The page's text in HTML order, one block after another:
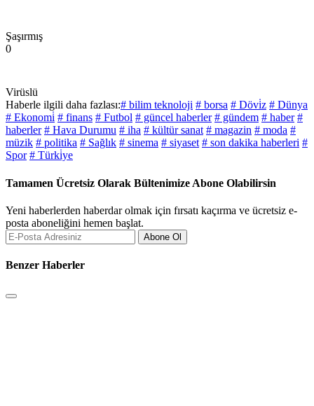
Şaşırmış
0
Virüslü
Haberle ilgili daha fazlası:# bilim teknoloji # borsa # Dövi̇z # Dünya
# Ekonomi̇ # finans # Futbol # güncel haberler # gündem # haber #
haberler # Hava Durumu # iha # kültür sanat # magazin # moda #
müzik # politika # Sağlık # sinema # siyaset # son dakika haberleri #
Spor # Türki̇ye
Tamamen Ücretsiz Olarak Bültenimize Abone Olabilirsin
Yeni haberlerden haberdar olmak için fırsatı kaçırma ve ücretsiz e-
posta aboneliğini hemen başlat.
Abone Ol
Benzer Haberler